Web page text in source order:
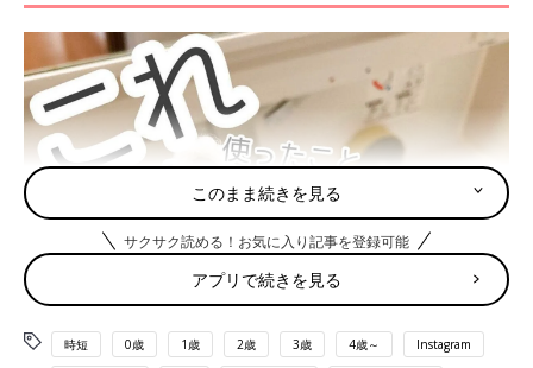
このまま続きを見る
サクサク読める！お気に入り記事を登録可能
アプリで続きを見る
時短 0歳 1歳 2歳 3歳 4歳～ Instagram